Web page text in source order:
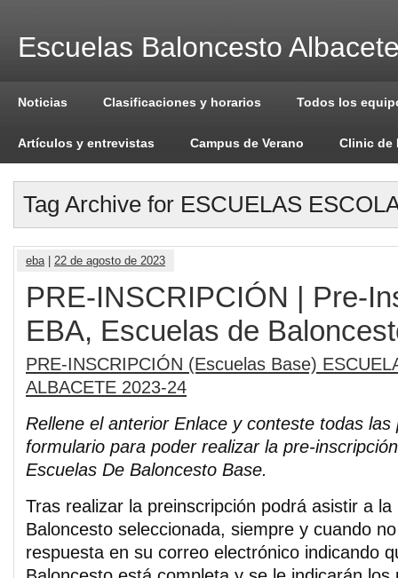
Escuelas Baloncesto
Noticias Clasificaciones y horarios Todos los
Artículos y entrevistas Campus de Verano Clinic de
Tag Archive for ESCUELAS
eba| 22 de agosto de 2023
PRE-INSCRIPCIÓN | Pre-
EBA, Escuelas de
PRE-INSCRIPCIÓN (Escuelas Base)
ALBACETE 2023-24
Rellene el anterior Enlace y conteste todas las
formulario para poder realizar la pre-
Escuelas De Baloncesto Base.
Tras realizar la preinscripción podrá asistir a la
Baloncesto seleccionada, siempre y cuando
respuesta en su correo electrónico indicando